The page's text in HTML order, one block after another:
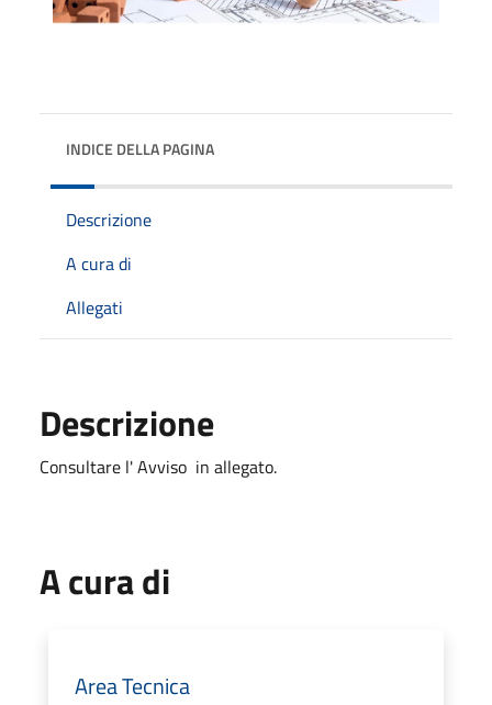
INDICE DELLA PAGINA
Descrizione
A cura di
Allegati
Descrizione
Consultare l' Avviso in allegato.
A cura di
Area Tecnica